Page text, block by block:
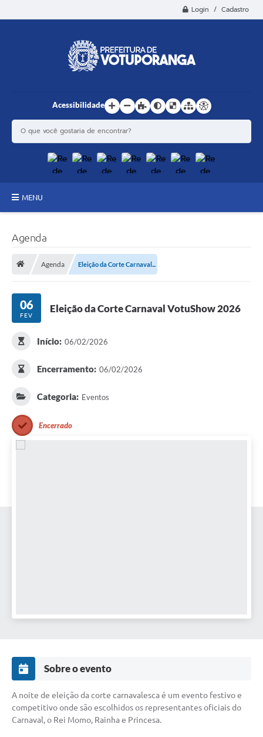
Login / Cadastro
Acessibilidade
MENU
A História
Galeria de Fotos
Notícias
SIC
Concursos
Telefones Úteis
Agenda
Agenda
Agenda Eleição da Corte Carnaval...
06
FEV
Eleição da Corte Carnaval VotuShow 2026
Início: 06/02/2026
Encerramento: 06/02/2026
Categoria: Eventos
Encerrado
Sobre o evento
A noite de eleição da corte carnavalesca é um evento festivo e
competitivo onde são escolhidos os representantes oficiais do
Carnaval, o Rei Momo, Rainha e Princesa.